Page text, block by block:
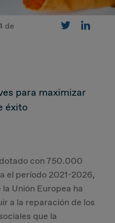
de
para maximizar
éxito
con 750.000
el período 2021-2026,
Unión Europea ha
a la reparación de los
que la